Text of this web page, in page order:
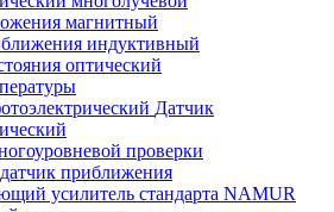
магнитный
индуктивный
оптический
Датчик
проверки
приближения
усилитель стандарта NAMUR